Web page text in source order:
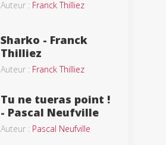
Auteur : Franck Thilliez
Sharko - Franck
Thilliez
Auteur : Franck Thilliez
Tu ne tueras point !
- Pascal Neufville
Auteur : Pascal Neufville